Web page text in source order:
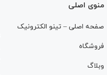
منوی اصلی
صفحه اصلی – تینو الکترونیک
فروشگاه
وبلاگ